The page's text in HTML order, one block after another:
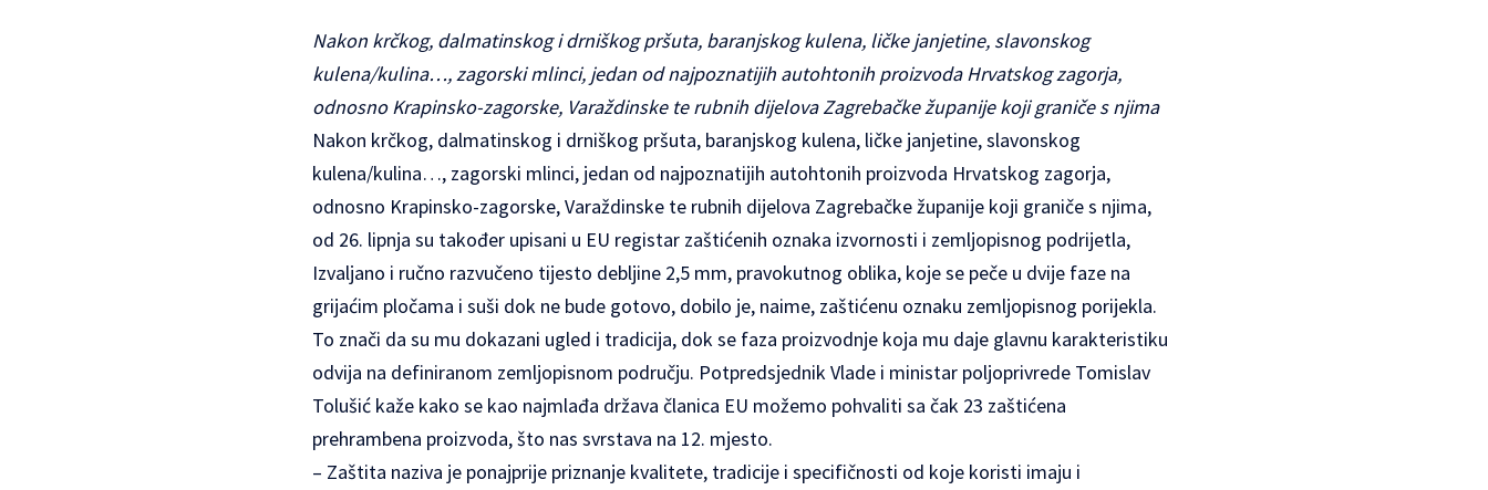
Nakon krčkog, dalmatinskog i drniškog pršuta, baranjskog kulena, ličke janjetine, slavonskog
kulena/kulina…, zagorski mlinci, jedan od najpoznatijih autohtonih proizvoda Hrvatskog zagorja,
odnosno Krapinsko-zagorske, Varaždinske te rubnih dijelova Zagrebačke županije koji graniče s njima
Nakon krčkog, dalmatinskog i drniškog pršuta, baranjskog kulena, ličke janjetine, slavonskog
kulena/kulina…, zagorski mlinci, jedan od najpoznatijih autohtonih proizvoda Hrvatskog zagorja,
odnosno Krapinsko-zagorske, Varaždinske te rubnih dijelova Zagrebačke županije koji graniče s njima,
od 26. lipnja su također upisani u EU registar zaštićenih oznaka izvornosti i zemljopisnog podrijetla,
Izvaljano i ručno razvučeno tijesto debljine 2,5 mm, pravokutnog oblika, koje se peče u dvije faze na
grijaćim pločama i suši dok ne bude gotovo, dobilo je, naime, zaštićenu oznaku zemljopisnog porijekla.
To znači da su mu dokazani ugled i tradicija, dok se faza proizvodnje koja mu daje glavnu karakteristiku
odvija na definiranom zemljopisnom području. Potpredsjednik Vlade i ministar poljoprivrede Tomislav
Tolušić kaže kako se kao najmlađa država članica EU možemo pohvaliti sa čak 23 zaštićena
prehrambena proizvoda, što nas svrstava na 12. mjesto.
– Zaštita naziva je ponajprije priznanje kvalitete, tradicije i specifičnosti od koje koristi imaju i